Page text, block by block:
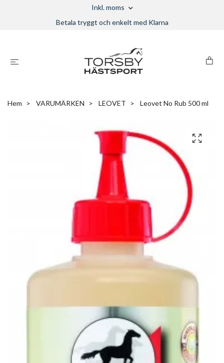
Inkl. moms
Betala tryggt och enkelt med Klarna
Hem VARUMÄRKEN LEOVET Leovet No Rub 500 ml